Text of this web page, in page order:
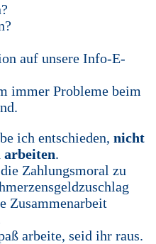
auf unsere Info-E-
immer Probleme beim
ich entschieden, nicht
arbeiten.
Zahlungsmoral zu
Zusammenarbeit
arbeite, seid ihr raus.